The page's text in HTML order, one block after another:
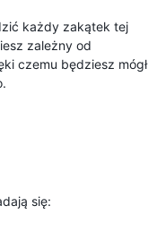
każdy zakątek tej
zależny od
czemu będziesz mógł
się: